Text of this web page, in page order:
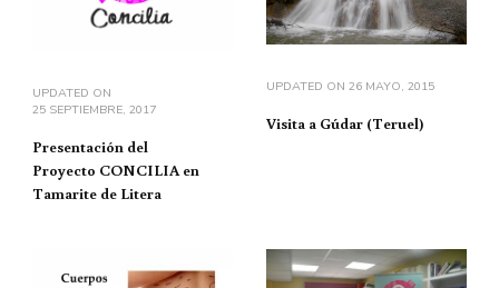
UPDATED ON
25 SEPTIEMBRE, 2017
Presentación del
Proyecto CONCILIA en
Tamarite de Litera
UPDATED ON 26 MAYO, 2015
Visita a Gúdar (Teruel)